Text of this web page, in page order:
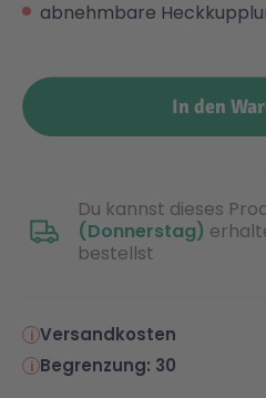
Minecraft™
Minifiguren
NINJAGO®
Speed Champions
NOVELMORE
Sports Action
Wiltopia
abnehmbare
In den
Du kannst dieses
(Donnerstag)
bestellst
Versandkosten
Begrenzung: 30